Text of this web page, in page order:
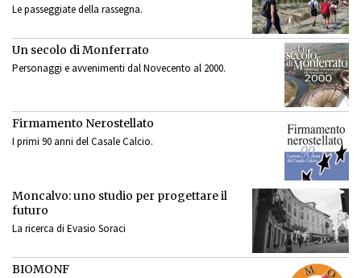
Le passeggiate della rassegna.
Un secolo di Monferrato
Personaggi e avvenimenti dal Novecento al 2000.
Firmamento Nerostellato
I primi 90 anni del Casale Calcio.
Moncalvo: uno studio per progettare il
futuro
La ricerca di Evasio Soraci
BIOMONF